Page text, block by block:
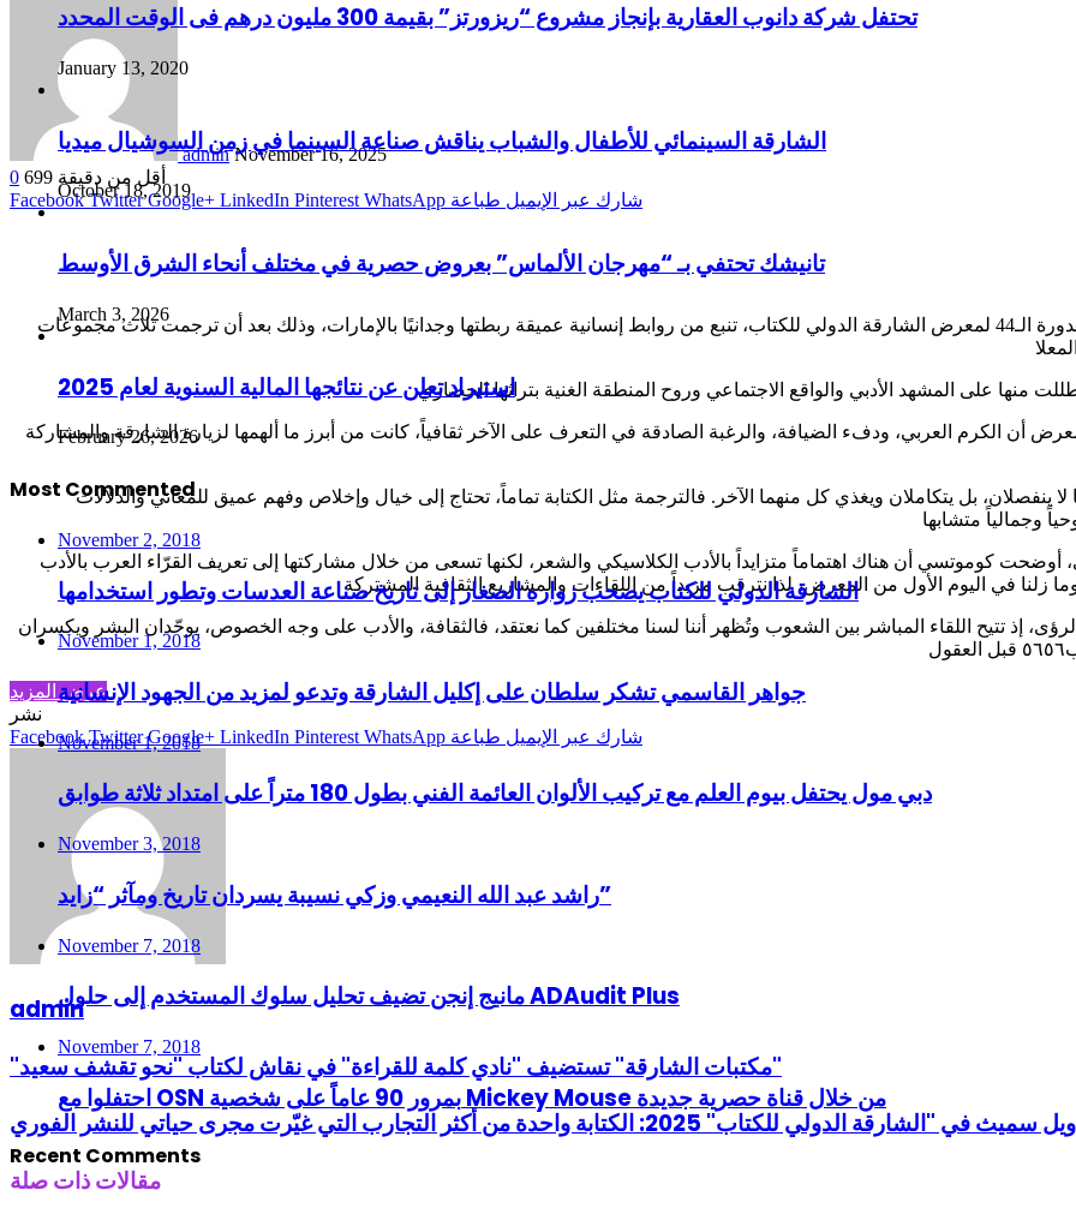
admin November 16, 2025
0 699 أقل من دقيقة
Facebook Twitter Google+ LinkedIn Pinterest WhatsApp شارك عبر الإيميل طباعة
أكدت الكاتبة والمترجمة اليونانية؛ بيرسا كوموتسي أن مشاركتها في الدورة الـ44 لمعرض الشارقة الدولي للكتاب، تنبع من روابط إنسانية عميقة ربطتها وجدانيًا بالإمارات، وذلك بعد أن ترجمت ثلاث مجموعات
الكرم العربي، ودفء الضيافة، والرغبة الصادقة في التعرف على الآخر ثقافياً، كانت من أبرز ما ألهمها لزيارة الشارقة والمشاركة
ينفصلان، بل يتكاملان ويغذي كل منهما الآخر. فالترجمة مثل الكتابة تماماً، تحتاج إلى خيال وإخلاص وفهم عميق للمعاني والدلالات
أوضحت كوموتسي أن هناك اهتماماً متزايداً بالأدب الكلاسيكي والشعر، لكنها تسعى من خلال مشاركتها إلى تعريف القرّاء العرب بالأدب
إذ تتيح اللقاء المباشر بين الشعوب وتُظهر أننا لسنا مختلفين كما نعتقد، فالثقافة، والأدب على وجه الخصوص، يوحّدان البشر ويكسران
عرض المزيد
نشر
Facebook Twitter Google+ LinkedIn Pinterest WhatsApp شارك عبر الإيميل طباعة
admin
"مكتبات الشارقة" تستضيف "نادي كلمة للقراءة" في نقاش لكتاب "نحو تقشف سعيد"
مقالات ذات صلة
تحتفل شركة دانوب العقارية بإنجاز مشروع “ريزورتز” بقيمة 300 مليون درهم فى الوقت المحدد
January 13, 2020
الشارقة السينمائي للأطفال والشباب يناقش صناعة السينما في زمن السوشيال ميديا
October 18, 2019
تانيشك تحتفي بـ “مهرجان الألماس” بعروض حصرية في مختلف أنحاء الشرق الأوسط
March 3, 2026
استيراد تعلن عن نتائجها المالية السنوية لعام 2025
February 26, 2026
Most Commented
November 2, 2018
الشارقة الدولي للكتاب يصحب زواره الصغار إلى تاريخ صناعة العدسات وتطور استخدامها
November 1, 2018
جواهر القاسمي تشكر سلطان على إكليل الشارقة وتدعو لمزيد من الجهود الإنسانية
November 1, 2018
دبي مول يحتفل بيوم العلم مع تركيب الألوان العائمة الفني بطول 180 متراً على امتداد ثلاثة طوابق
November 3, 2018
راشد عبد الله النعيمي وزكي نسيبة يسردان تاريخ ومآثر “زايد”
November 7, 2018
مانيج إنجن تضيف تحليل سلوك المستخدم إلى حلول ADAudit Plus
November 7, 2018
احتفلوا مع OSN بمرور 90 عاماً على شخصية Mickey Mouse من خلال قناة حصرية جديدة
Recent Comments